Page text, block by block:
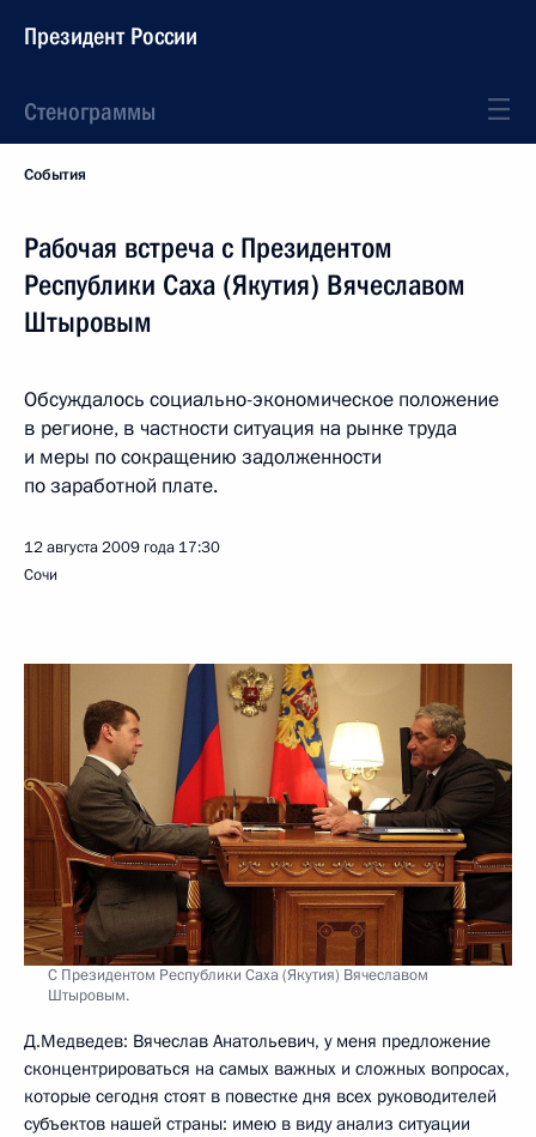
Президент России
Стенограммы
События
Рабочая встреча с Президентом
Республики Саха (Якутия) Вячеславом
Штыровым
Обсуждалось социально-экономическое положение
в регионе, в частности ситуация на рынке труда
и меры по сокращению задолженности
по заработной плате.
12 августа 2009 года 17:30
Сочи
С Президентом Республики Саха (Якутия) Вячеславом
Штыровым.
Д.Медведев: Вячеслав Анатольевич, у меня предложение
сконцентрироваться на самых важных и сложных вопросах,
которые сегодня стоят в повестке дня всех руководителей
субъектов нашей страны: имею в виду анализ ситуации